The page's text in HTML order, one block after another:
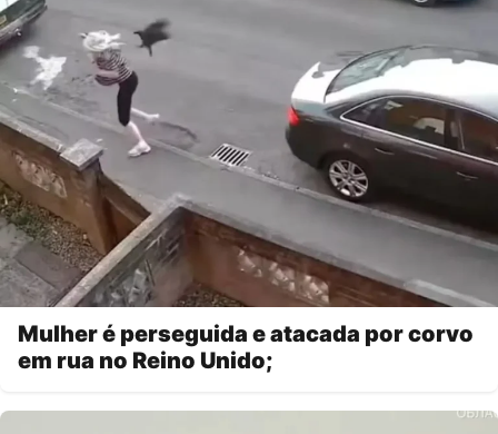
Mulher é perseguida e atacada por corvo
em rua no Reino Unido;